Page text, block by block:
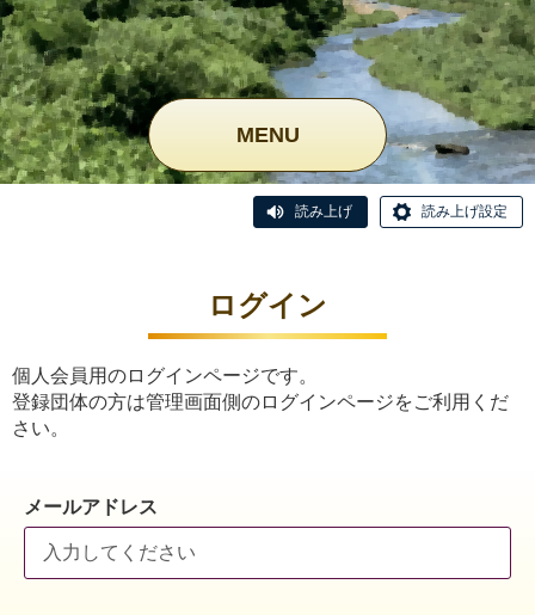
MENU
読み上げ 読み上げ設定
ログイン
個人会員用のログインページです。
登録団体の方は管理画面側のログインページをご利用くだ
さい。
メールアドレス